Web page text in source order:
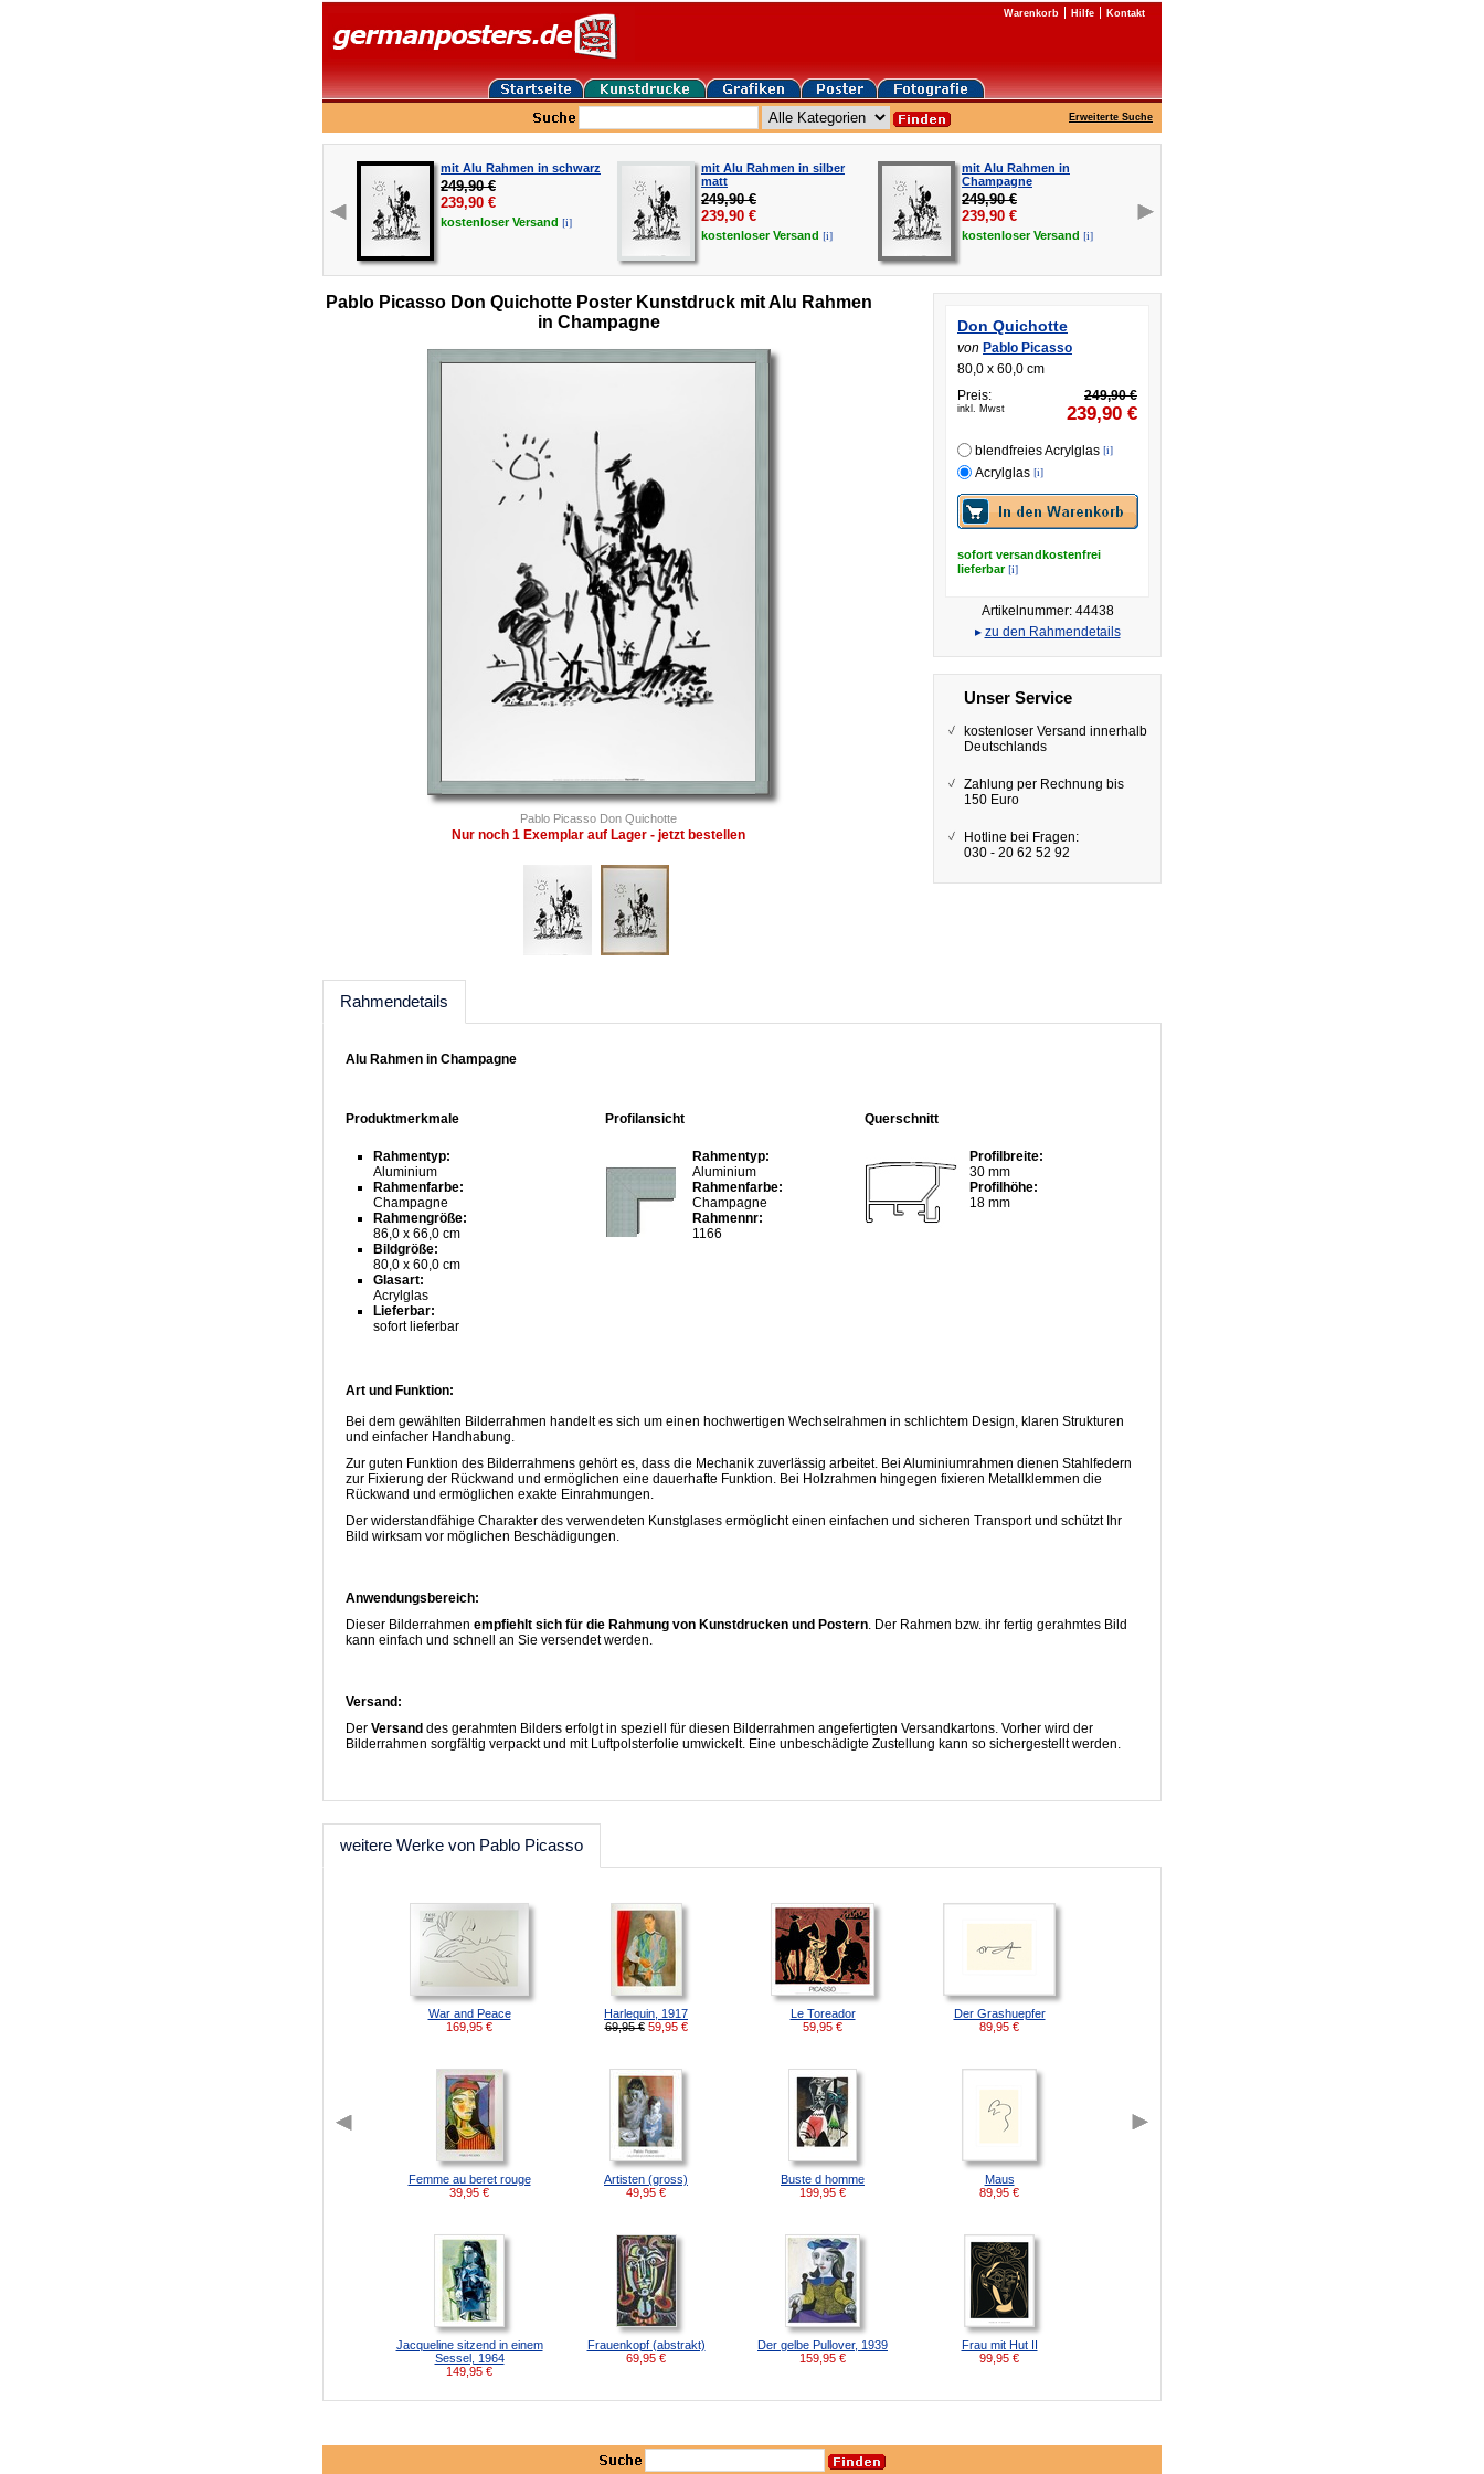
Warenkorb Hilfe Kontakt
Erweiterte Suche
mit Alu Rahmen in schwarz
249,90 €
239,90 €
kostenloserVersand [i]
mit Alu Rahmen in silber
matt
249,90 €
239,90 €
kostenloserVersand [i]
mit Alu Rahmen in
Champagne
249,90 €
239,90 €
kostenloserVersand [i]
Pablo Picasso Don Quichotte Poster Kunstdruck mit Alu Rahmen
in Champagne
Pablo Picasso Don Quichotte
Nur noch 1 Exemplar auf Lager - jetzt bestellen
Don Quichotte
von Pablo Picasso
80,0 x 60,0 cm
Preis:
inkl. Mwst
249,90 €
239,90 €
blendfreies Acrylglas [i]
Acrylglas [i]
sofort versandkostenfrei
lieferbar[i]
Artikelnummer: 44438
▸ zu den Rahmendetails
Unser Service
kostenloser Versand innerhalb
Deutschlands
Zahlung per Rechnung bis
150 Euro
Hotline bei Fragen:
030 - 20 62 52 92
Rahmendetails
Alu Rahmen in Champagne
Produktmerkmale
Rahmentyp:
Aluminium
Rahmenfarbe:
Champagne
Rahmengröße:
86,0 x 66,0 cm
Bildgröße:
80,0 x 60,0 cm
Glasart:
Acrylglas
Lieferbar:
sofort lieferbar
Profilansicht
Rahmentyp:
Aluminium
Rahmenfarbe:
Champagne
Rahmennr:
1166
Querschnitt
Profilbreite:
30 mm
Profilhöhe:
18 mm
Art und Funktion:
Bei dem gewählten Bilderrahmen handelt es sich um einen hochwertigen Wechselrahmen in schlichtem Design, klaren Strukturen
und einfacher Handhabung.
Zur guten Funktion des Bilderrahmens gehört es, dass die Mechanik zuverlässig arbeitet. Bei Aluminiumrahmen dienen Stahlfedern
zur Fixierung der Rückwand und ermöglichen eine dauerhafte Funktion. Bei Holzrahmen hingegen fixieren Metallklemmen die
Rückwand und ermöglichen exakte Einrahmungen.
Der widerstandfähige Charakter des verwendeten Kunstglases ermöglicht einen einfachen und sicheren Transport und schützt Ihr
Bild wirksam vor möglichen Beschädigungen.
Anwendungsbereich:
Dieser Bilderrahmen empfiehlt sich für die Rahmung von Kunstdrucken und Postern. Der Rahmen bzw. ihr fertig gerahmtes Bild
kann einfach und schnell an Sie versendet werden.
Versand:
Der Versand des gerahmten Bilders erfolgt in speziell für diesen Bilderrahmen angefertigten Versandkartons. Vorher wird der
Bilderrahmen sorgfältig verpackt und mit Luftpolsterfolie umwickelt. Eine unbeschädigte Zustellung kann so sichergestellt werden.
weitere Werke von Pablo Picasso
War and Peace
169,95 €
Harlequin, 1917
69,95 € 59,95 €
Le Toreador
59,95 €
Der Grashuepfer
89,95 €
Femme au beret rouge
39,95 €
Artisten (gross)
49,95 €
Buste d homme
199,95 €
Maus
89,95 €
Jacqueline sitzend in einem
Sessel, 1964
149,95 €
Frauenkopf (abstrakt)
69,95 €
Der gelbe Pullover, 1939
159,95 €
Frau mit Hut II
99,95 €